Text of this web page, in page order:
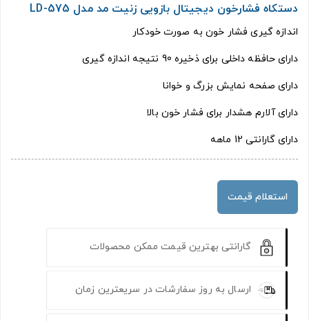
دستکاه فشارخون دیجیتال بازویی زنیت مد مدل LD-575
اندازه گیری فشار خون به صورت خودکار
دارای حافظه داخلی برای ذخیره 90 نتیجه اندازه گیری
دارای صفحه نمایش بزرگ و خوانا
دارای آلارم هشدار برای فشار خون بالا
دارای گارانتی 12 ماهه
استعلام قیمت
گارانتی بهترین قیمت ممکن محصولات
ارسال به روز سفارشات در سریعترین زمان